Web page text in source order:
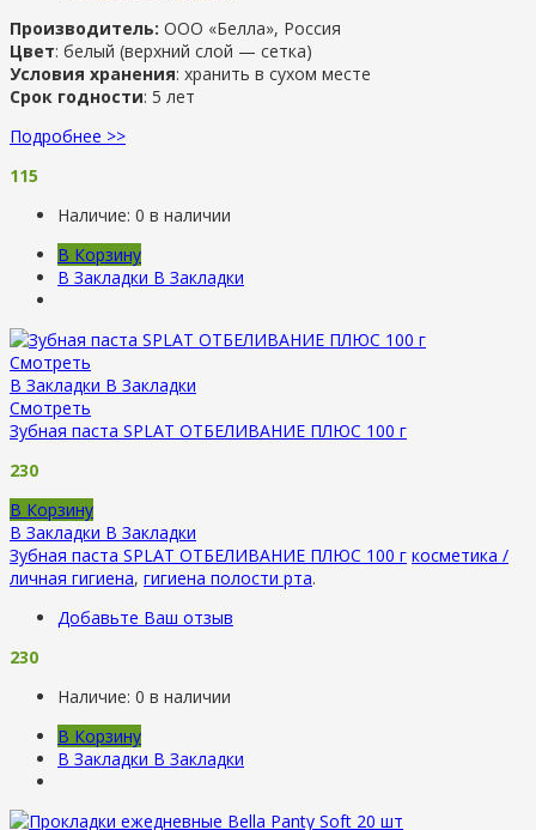
Производитель: ООО «Белла», Россия
Цвет: белый (верхний слой — сетка)
Условия хранения: хранить в сухом месте
Срок годности: 5 лет
Подробнее >>
115
Наличие: 0 в наличии
В Корзину
В Закладки В Закладки
Смотреть
В Закладки В Закладки
Смотреть
Зубная паста SPLAT ОТБЕЛИВАНИЕ ПЛЮС 100 г
230
В Корзину
В Закладки В Закладки
Зубная паста SPLAT ОТБЕЛИВАНИЕ ПЛЮС 100 г косметика /
личная гигиена, гигиена полости рта.
Добавьте Ваш отзыв
230
Наличие: 0 в наличии
В Корзину
В Закладки В Закладки